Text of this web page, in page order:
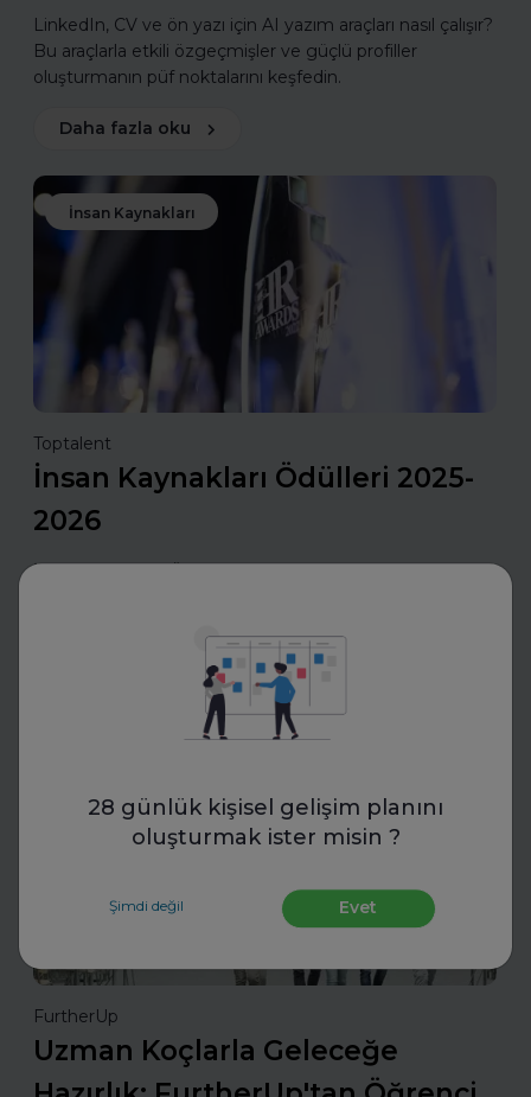
28 günlük kişisel gelişim planını
oluşturmak ister misin ?
Şimdi değil Evet
LinkedIn, CV ve ön yazı için AI yazım araçları nasıl çalışır?
Bu araçlarla etkili özgeçmişler ve güçlü profiller
oluşturmanın püf noktalarını keşfedin.
Daha fazla oku
İnsan Kaynakları
Toptalent
İnsan Kaynakları Ödülleri 2025-
2026
İnsan Kaynakları Ödülleri, şirketiniz için bir tanıtım fırsatı
FurtherUp
Uzman Koçlarla Geleceğe